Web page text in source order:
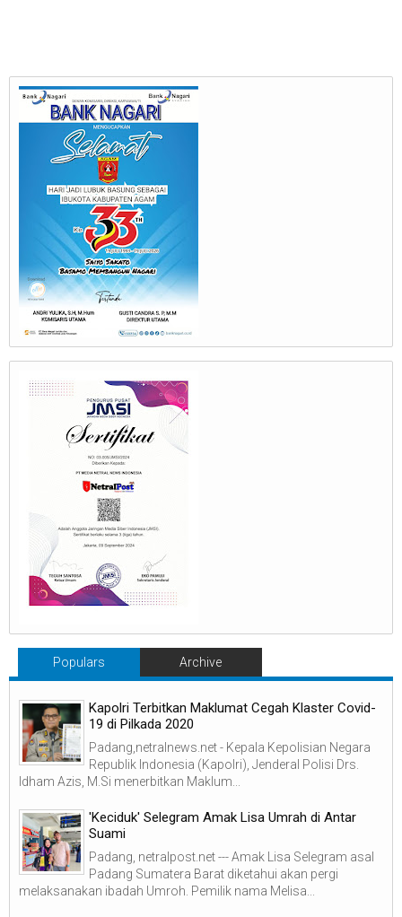
Populars Archive
Kapolri Terbitkan Maklumat Cegah Klaster Covid-
19 di Pilkada 2020
Padang,netralnews.net - Kepala Kepolisian Negara
Republik Indonesia (Kapolri), Jenderal Polisi Drs.
Idham Azis, M.Si menerbitkan Maklum...
'Keciduk' Selegram Amak Lisa Umrah di Antar
Suami
Padang, netralpost.net --- Amak Lisa Selegram asal
Padang Sumatera Barat diketahui akan pergi
melaksanakan ibadah Umroh. Pemilik nama Melisa...